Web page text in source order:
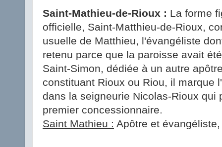
Saint-Mathieu-de-Rioux : La forme
officielle, Saint-Matthieu-de-Rioux,
usuelle de Matthieu, l'évangéliste
retenu parce que la paroisse avait
Saint-Simon, dédiée à un autre
constituant Rioux ou Riou, il marque
dans la seigneurie Nicolas-Rioux qui
premier concessionnaire.
Saint Mathieu : Apôtre et